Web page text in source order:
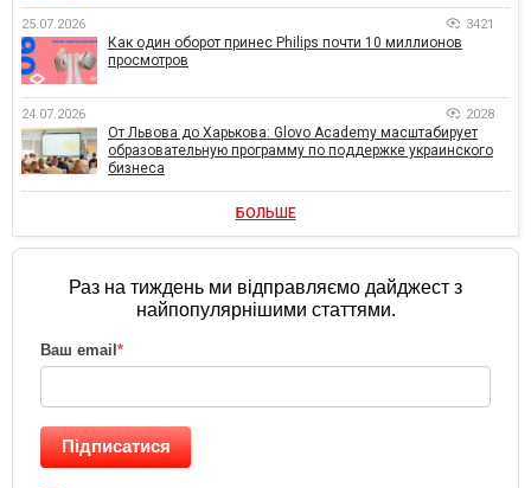
25.07.2026 3421
Как один оборот принес Philips почти 10 миллионов
просмотров
24.07.2026 2028
От Львова до Харькова: Glovo Academy масштабирует
образовательную программу по поддержке украинского
бизнеса
БОЛЬШЕ
Раз на тиждень ми відправляємо дайджест з
найпопулярнішими статтями.
Ваш email*
Підписатися